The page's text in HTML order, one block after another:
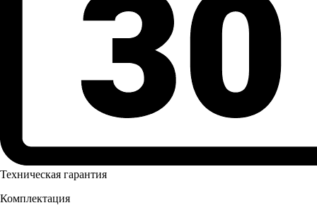
Техническая гарантия
Комплектация